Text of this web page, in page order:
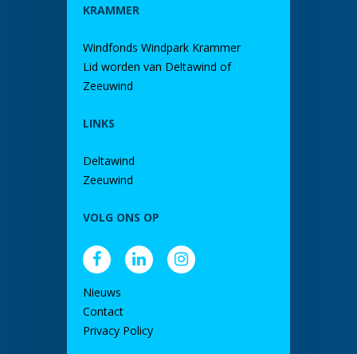
KRAMMER
Windfonds Windpark Krammer
Lid worden van Deltawind of
Zeeuwind
LINKS
Deltawind
Zeeuwind
VOLG ONS OP
Nieuws
Contact
Privacy Policy